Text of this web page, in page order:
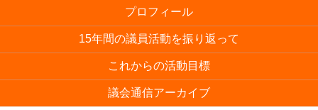
プロフィール
15年間の議員活動を振り返って
これからの活動目標
議会通信アーカイブ